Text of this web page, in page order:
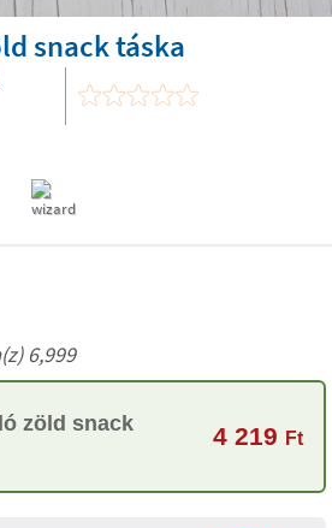
snack táska
6,999
zöld snack
4 219 Ft